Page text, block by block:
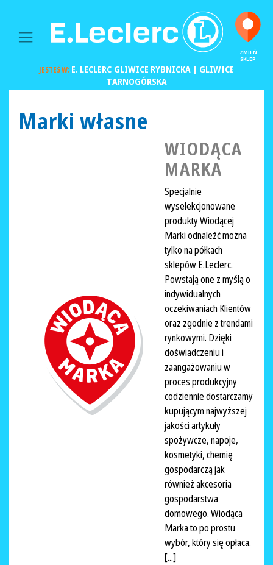
MAIN NAVIGATION
ZMIEŃ
SKLEP
JESTEŚ W: E. LECLERC GLIWICE RYBNICKA | GLIWICE
TARNOGÓRSKA
Marki własne
WIODĄCA
MARKA
Specjalnie
wyselekcjonowane
produkty Wiodącej
Marki odnaleźć można
tylko na półkach
sklepów E.Leclerc.
Powstają one z myślą o
indywidualnych
oczekiwaniach Klientów
oraz zgodnie z trendami
rynkowymi. Dzięki
doświadczeniu i
zaangażowaniu w
proces produkcyjny
codziennie dostarczamy
kupującym najwyższej
jakości artykuły
spożywcze, napoje,
kosmetyki, chemię
gospodarczą jak
również akcesoria
gospodarstwa
domowego. Wiodąca
Marka to po prostu
wybór, który się opłaca.
[...]